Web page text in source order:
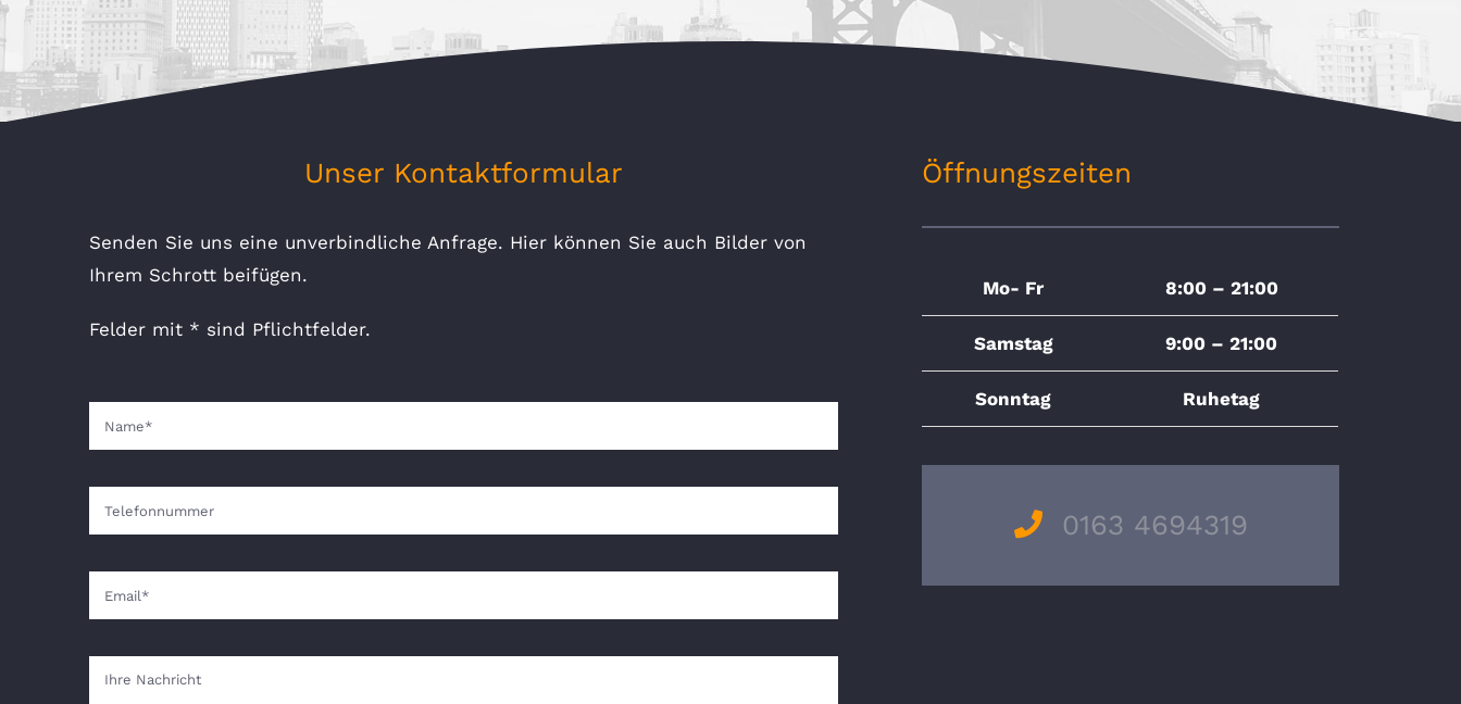
Unser Kontaktformular
Senden Sie uns eine unverbindliche Anfrage. Hier können Sie auch Bilder von
Ihrem Schrott beifügen.
Felder mit * sind Pflichtfelder.
Öffnungszeiten
Mo- Fr 8:00 – 21:00
Samstag 9:00 – 21:00
Sonntag Ruhetag
0163 4694319